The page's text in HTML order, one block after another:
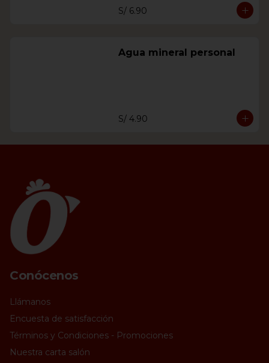
S/ 6.90
Agua mineral personal
S/ 4.90
Conócenos
Llámanos
Encuesta de satisfacción
Términos y Condiciones - Promociones
Nuestra carta salón